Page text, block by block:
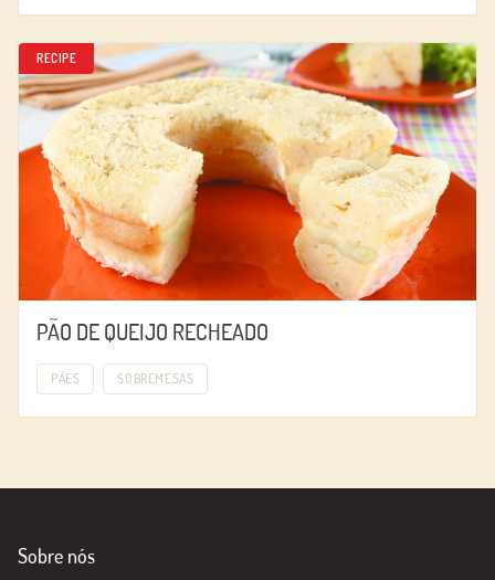
RECIPE
PÃO DE QUEIJO RECHEADO
PÃES SOBREMESAS
Sobre nós